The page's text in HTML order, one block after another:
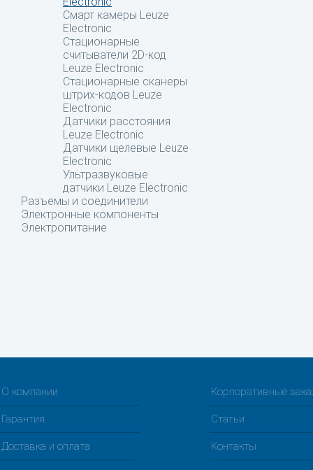
Смарт камеры Leuze
Electronic
Стационарные
считыватели 2D-код
Leuze Electronic
Стационарные сканеры
штрих-кодов Leuze
Electronic
Датчики расстояния
Leuze Electronic
Датчики щелевые Leuze
Electronic
Ультразвуковые
датчики Leuze Electronic
Разъемы и соединители
Электронные компоненты
Электропитание
О компании Корпоративные
Гарантия Статьи
Доставка и оплата Контакты